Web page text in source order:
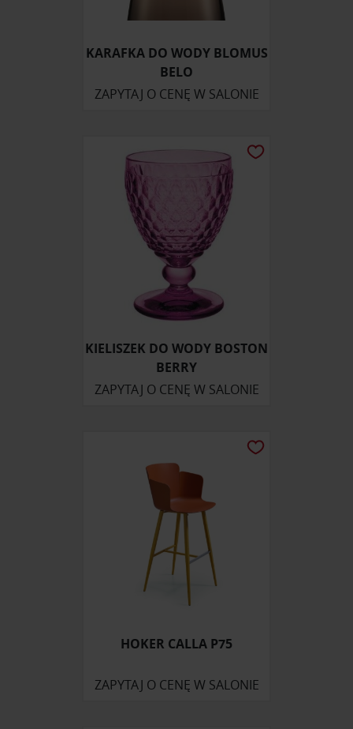
KARAFKA DO WODY BLOMUS
BELO
ZAPYTAJ O CENĘ W SALONIE
KIELISZEK DO WODY BOSTON
BERRY
ZAPYTAJ O CENĘ W SALONIE
HOKER CALLA P75
ZAPYTAJ O CENĘ W SALONIE